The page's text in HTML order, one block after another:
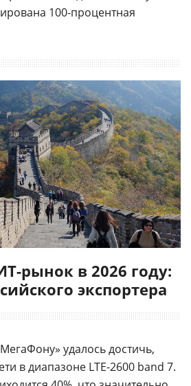
100-процентная
рынок в 2026 году:
экспортера
удалось достичь,
в диапазоне LTE-2600 band 7.